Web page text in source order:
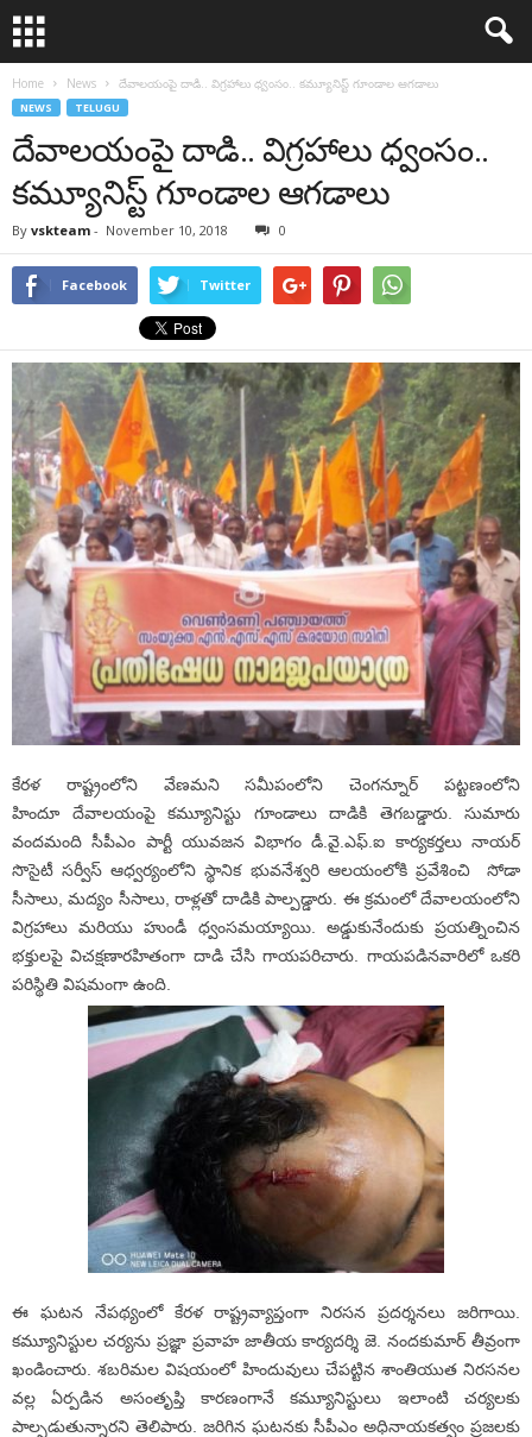
Home News దేవాలయంపై దాడి.. విగ్రహాలు ధ్వంసం.. కమ్యూనిస్ట్ గూండాల ఆగడాలు
NEWS TELUGU
దేవాలయంపై దాడి.. విగ్రహాలు ధ్వంసం..
కమ్యూనిస్ట్ గూండాల ఆగడాలు
By vskteam - November 10, 2018 0
Facebook Twitter
కేరళ రాష్ట్రంలోని వేణమని సమీపంలోని చెంగన్నూర్ పట్టణంలోని
హిందూ దేవాలయంపై కమ్యూనిస్టు గూండాలు దాడికి తెగబడ్డారు. సుమారు
వందమంది సీపీఎం పార్టీ యువజన విభాగం డీ.వై.ఎఫ్.ఐ కార్యకర్తలు నాయర్
సొసైటీ సర్వీస్ ఆధ్వర్యంలోని స్థానిక భువనేశ్వరి ఆలయంలోకి ప్రవేశించి సోడా
సీసాలు, మద్యం సీసాలు, రాళ్లతో దాడికి పాల్పడ్డారు. ఈ క్రమంలో దేవాలయంలోని
విగ్రహాలు మరియు హుండీ ధ్వంసమయ్యాయి. అడ్డుకునేందుకు ప్రయత్నించిన
భక్తులపై విచక్షణారహితంగా దాడి చేసి గాయపరిచారు. గాయపడినవారిలో ఒకరి
పరిస్థితి విషమంగా ఉంది.
ఈ ఘటన నేపథ్యంలో కేరళ రాష్ట్రవ్యాప్తంగా నిరసన ప్రదర్శనలు జరిగాయి.
కమ్యూనిస్టుల చర్యను ప్రజ్ఞా ప్రవాహ జాతీయ కార్యదర్శి జె. నందకుమార్ తీవ్రంగా
ఖండించారు. శబరిమల విషయంలో హిందువులు చేపట్టిన శాంతియుత నిరసనల
వల్ల ఏర్పడిన అసంతృప్తి కారణంగానే కమ్యూనిస్టులు ఇలాంటి చర్యలకు
పాల్పడుతున్నారని తెలిపారు. జరిగిన ఘటనకు సీపీఎం అధినాయకత్వం ప్రజలకు